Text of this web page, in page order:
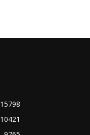
15798
10421